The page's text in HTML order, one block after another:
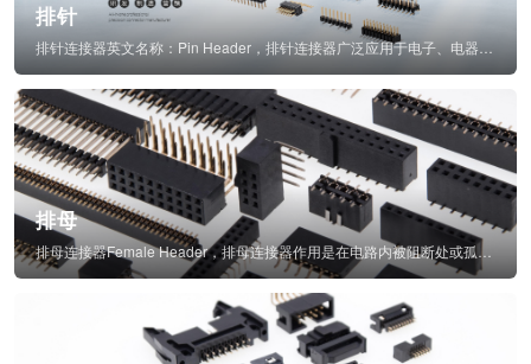
排针
排母
排母连接器Female Header，排母连接器作用是在电路内被阻断处或孤立不通...